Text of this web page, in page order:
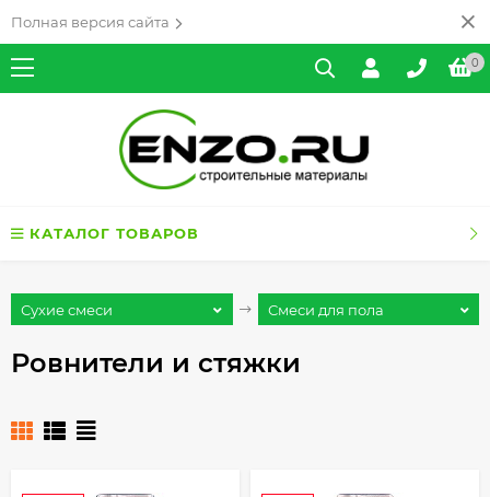
Полная версия сайта
0
КАТАЛОГ ТОВАРОВ
Сухие смеси Смеси для пола
Ровнители и стяжки